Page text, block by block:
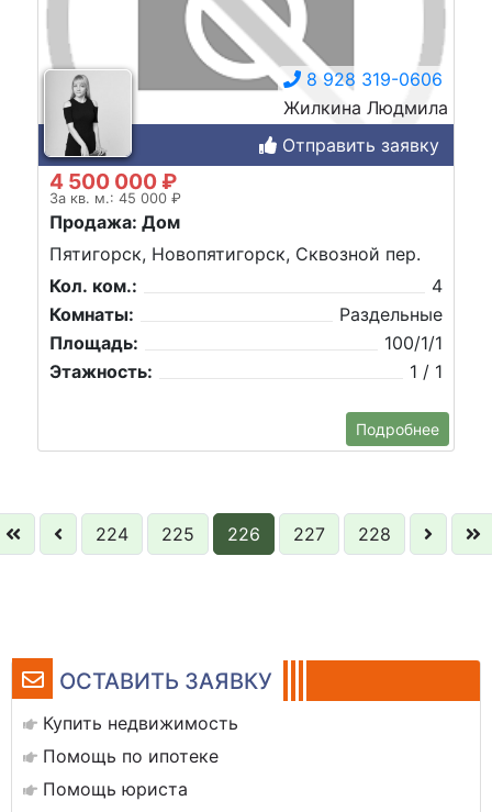
ОСТАВИТЬ ЗАЯВКУ
Купить недвижимость
Помощь по ипотеке
Помощь юриста
8 928 319-0606
Жилкина Людмила
Отправить заявку
4 500 000 ₽
За кв. м.: 45 000 ₽
Продажа: Дом
Пятигорск, Новопятигорск, Сквозной пер.
Кол. ком.:
4
Комнаты:
Раздельные
Площадь:
100/1/1
Этажность:
1 / 1
Подробнее
224 225 226 227 228